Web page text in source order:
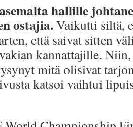
hallille
ostajia.Vaikutti siltä,
että saivat sitten
kannattajille.
mitä olisivat
katsoi vaihtui